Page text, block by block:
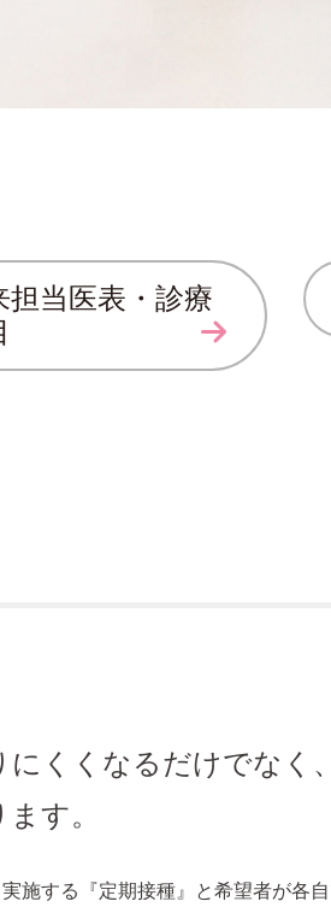
担当医表・診療
くくなるだけでなく、
す。
施する『定期接種』と希望者が各